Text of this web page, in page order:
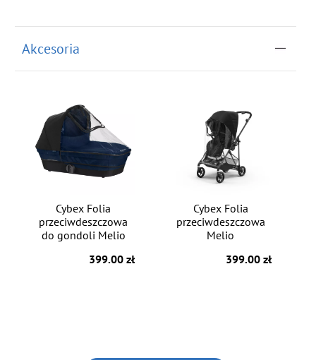
Akcesoria
Cybex Folia
przeciwdeszczowa
do gondoli Melio
399.00 zł
Cybex Folia
przeciwdeszczowa
Melio
399.00 zł